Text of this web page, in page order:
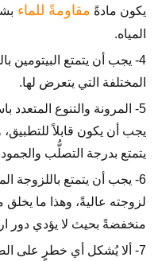
يكون مادةً مقاومةً للماء
المياه.
4- يجب أن يتمتع البيتومين
المختلفة التي يتعرض لها.
5- المرونة والتنوع
يجب أن يكون قابلاً
يتمتع بدرجة التصلُّب والجمود
6- يجب أن يتمتع باللزوجة
لزوجته عاليةً، وهذا ما
منخفضةً بحيث لا يؤدي دور
7- ألا يُشكل أي خطرٍ على